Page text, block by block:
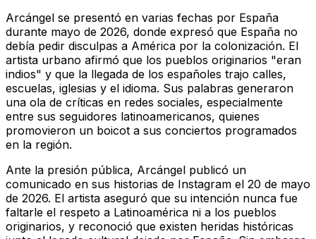
Arcángel se presentó en varias fechas por España
durante mayo de 2026, donde expresó que España no
debía pedir disculpas a América por la colonización. El
artista urbano afirmó que los pueblos originarios "eran
indios" y que la llegada de los españoles trajo calles,
escuelas, iglesias y el idioma. Sus palabras generaron
una ola de críticas en redes sociales, especialmente
entre sus seguidores latinoamericanos, quienes
promovieron un boicot a sus conciertos programados
en la región.
Ante la presión pública, Arcángel publicó un
comunicado en sus historias de Instagram el 20 de mayo
de 2026. El artista aseguró que su intención nunca fue
faltarle el respeto a Latinoamérica ni a los pueblos
originarios, y reconoció que existen heridas históricas